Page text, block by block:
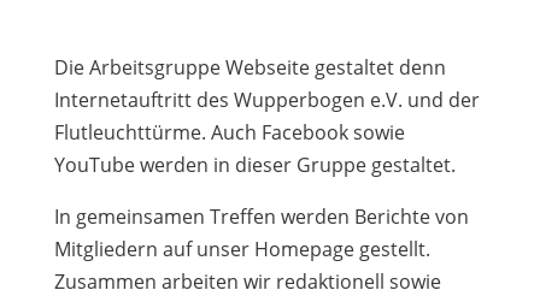
Die Arbeitsgruppe Webseite gestaltet denn
Internetauftritt des Wupperbogen e.V. und der
Flutleuchttürme. Auch Facebook sowie
YouTube werden in dieser Gruppe gestaltet.
In gemeinsamen Treffen werden Berichte von
Mitgliedern auf unser Homepage gestellt.
Zusammen arbeiten wir redaktionell sowie